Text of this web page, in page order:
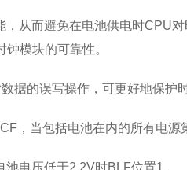
从而避免在电池供电时CPU
模块的可靠性。
的误写操作，可更好地保护时
当包括电池在内的所有电源
电压低于2.2V时BLF位置1。